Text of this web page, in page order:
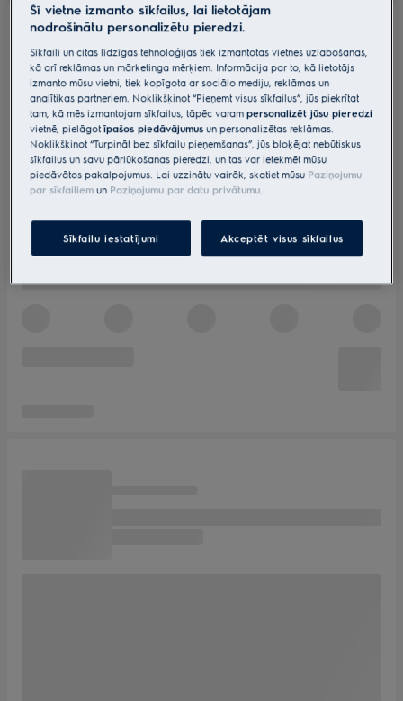
Šī vietne izmanto sīkfailus, lai lietotājam
nodrošinātu personalizētu pieredzi.
Sīkfaili un citas līdzīgas tehnoloģijas tiek izmantotas vietnes uzlabošanas,
kā arī reklāmas un mārketinga mērķiem. Informācija par to, kā lietotājs
izmanto mūsu vietni, tiek kopīgota ar sociālo mediju, reklāmas un
analītikas partneriem. Noklikšķinot “Pieņemt visus sīkfailus”, jūs piekrītat
tam, kā mēs izmantojam sīkfailus, tāpēc varampersonalizēt jūsu pieredzi
vietnē, pielāgotīpašos piedāvājumus un personalizētas reklāmas.
Noklikšķinot “Turpināt bez sīkfailu pieņemšanas”, jūs bloķējat nebūtiskus
sīkfailus un savu pārlūkošanas pieredzi, un tas var ietekmēt mūsu
piedāvātos pakalpojumus. Lai uzzinātu vairāk, skatiet mūsu Paziņojumu
par sīkfailiem un Paziņojumu par datu privātumu.
Sīkfailu iestatījumi Akceptēt visus sīkfailus